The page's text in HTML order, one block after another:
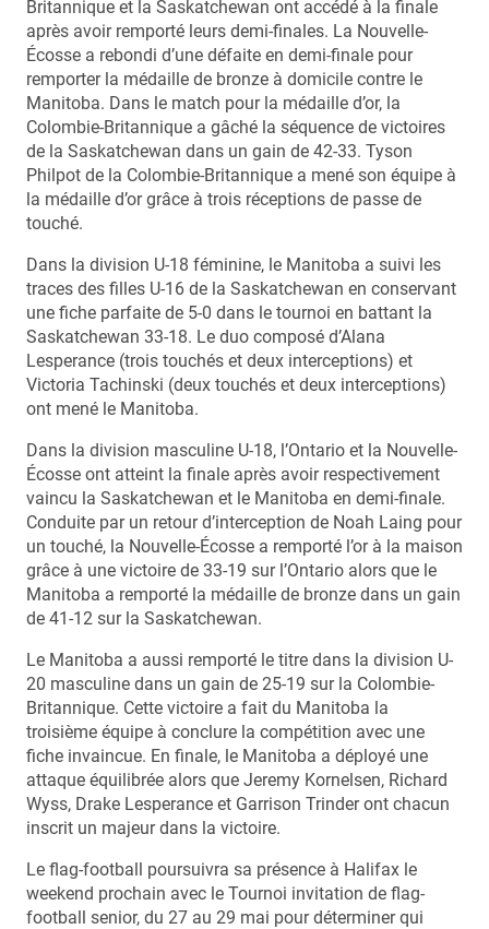
Britannique et la Saskatchewan ont accédé à la finale
après avoir remporté leurs demi-finales. La Nouvelle-
Écosse a rebondi d’une défaite en demi-finale pour
remporter la médaille de bronze à domicile contre le
Manitoba. Dans le match pour la médaille d’or, la
Colombie-Britannique a gâché la séquence de victoires
de la Saskatchewan dans un gain de 42-33. Tyson
Philpot de la Colombie-Britannique a mené son équipe à
la médaille d’or grâce à trois réceptions de passe de
touché.
Dans la division U-18 féminine, le Manitoba a suivi les
traces des filles U-16 de la Saskatchewan en conservant
une fiche parfaite de 5-0 dans le tournoi en battant la
Saskatchewan 33-18. Le duo composé d’Alana
Lesperance (trois touchés et deux interceptions) et
Victoria Tachinski (deux touchés et deux interceptions)
ont mené le Manitoba.
Dans la division masculine U-18, l’Ontario et la Nouvelle-
Écosse ont atteint la finale après avoir respectivement
vaincu la Saskatchewan et le Manitoba en demi-finale.
Conduite par un retour d’interception de Noah Laing pour
un touché, la Nouvelle-Écosse a remporté l’or à la maison
grâce à une victoire de 33-19 sur l’Ontario alors que le
Manitoba a remporté la médaille de bronze dans un gain
de 41-12 sur la Saskatchewan.
Le Manitoba a aussi remporté le titre dans la division U-
20 masculine dans un gain de 25-19 sur la Colombie-
Britannique. Cette victoire a fait du Manitoba la
troisième équipe à conclure la compétition avec une
fiche invaincue. En finale, le Manitoba a déployé une
attaque équilibrée alors que Jeremy Kornelsen, Richard
Wyss, Drake Lesperance et Garrison Trinder ont chacun
inscrit un majeur dans la victoire.
Le flag-football poursuivra sa présence à Halifax le
weekend prochain avec le Tournoi invitation de flag-
football senior, du 27 au 29 mai pour déterminer qui